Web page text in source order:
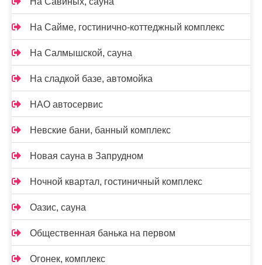
На Сайме, гостинично-коттеджный комплекс
На Салмышской, сауна
На сладкой базе, автомойка
НАО автосервис
Невские бани, банный комплекс
Новая сауна в Запрудном
Ночной квартал, гостиничный комплекс
Оазис, сауна
Общественная банька на первом
Огонек, комплекс